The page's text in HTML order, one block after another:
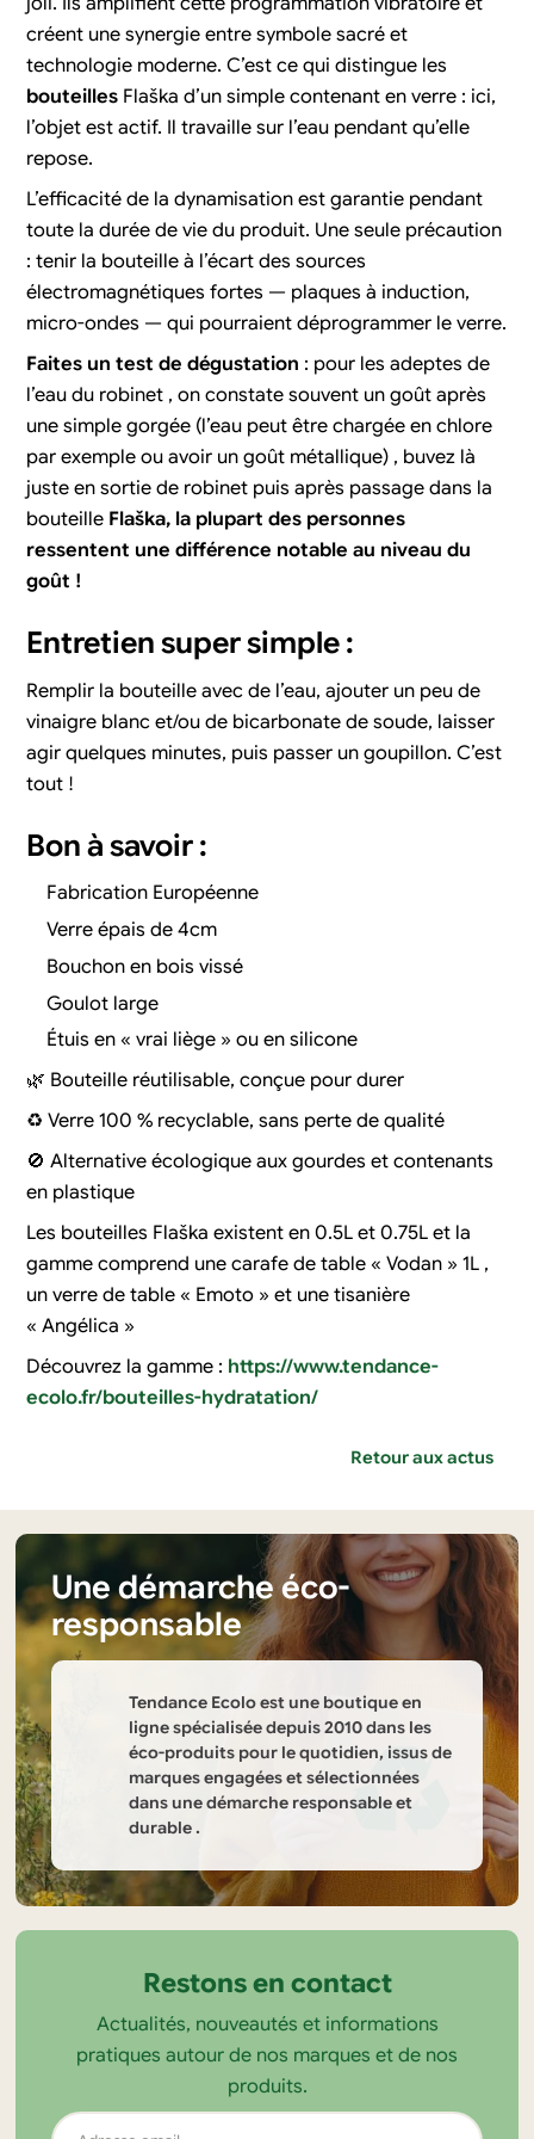
créent une synergie entre symbole sacré et
technologie moderne. C’est ce qui distingue les
bouteilles Flaška d’un simple contenant en verre : ici,
l’objet est actif. Il travaille sur l’eau pendant qu’elle
repose.
L’efficacité de la dynamisation est garantie pendant
toute la durée de vie du produit. Une seule précaution
: tenir la bouteille à l’écart des sources
électromagnétiques fortes — plaques à induction,
micro-ondes — qui pourraient déprogrammer le verre.
Faites un test de dégustation : pour les adeptes de
l’eau du robinet , on constate souvent un goût après
une simple gorgée (l’eau peut être chargée en chlore
par exemple ou avoir un goût métallique) , buvez là
juste en sortie de robinet puis après passage dans la
bouteille Flaška, la plupart des personnes
ressentent une différence notable au niveau du
goût !
Entretien super simple :
Remplir la bouteille avec de l’eau, ajouter un peu de
vinaigre blanc et/ou de bicarbonate de soude, laisser
agir quelques minutes, puis passer un goupillon. C’est
tout !
Bon à savoir :
Fabrication Européenne
Verre épais de 4cm
Bouchon en bois vissé
Goulot large
Étuis en « vrai liège » ou en silicone
🌿 Bouteille réutilisable, conçue pour durer
♻️ Verre 100 % recyclable, sans perte de qualité
🚫 Alternative écologique aux gourdes et contenants
en plastique
Les bouteilles Flaška existent en 0.5L et 0.75L et la
gamme comprend une carafe de table « Vodan » 1L ,
un verre de table « Emoto » et une tisanière
« Angélica »
Découvrez la gamme : https://www.tendance-
ecolo.fr/bouteilles-hydratation/
Retour aux actus
Informations
sur
boutique
Tendance
Une démarche éco-
responsable
Tendance Ecolo est une boutique en
ligne spécialisée depuis 2010 dans les
éco-produits pour le quotidien, issus de
marques engagées et sélectionnées
dans une démarche responsable et
durable .
Restons en contact
Actualités, nouveautés et informations
pratiques autour de nos marques et de nos
produits.
Adresse